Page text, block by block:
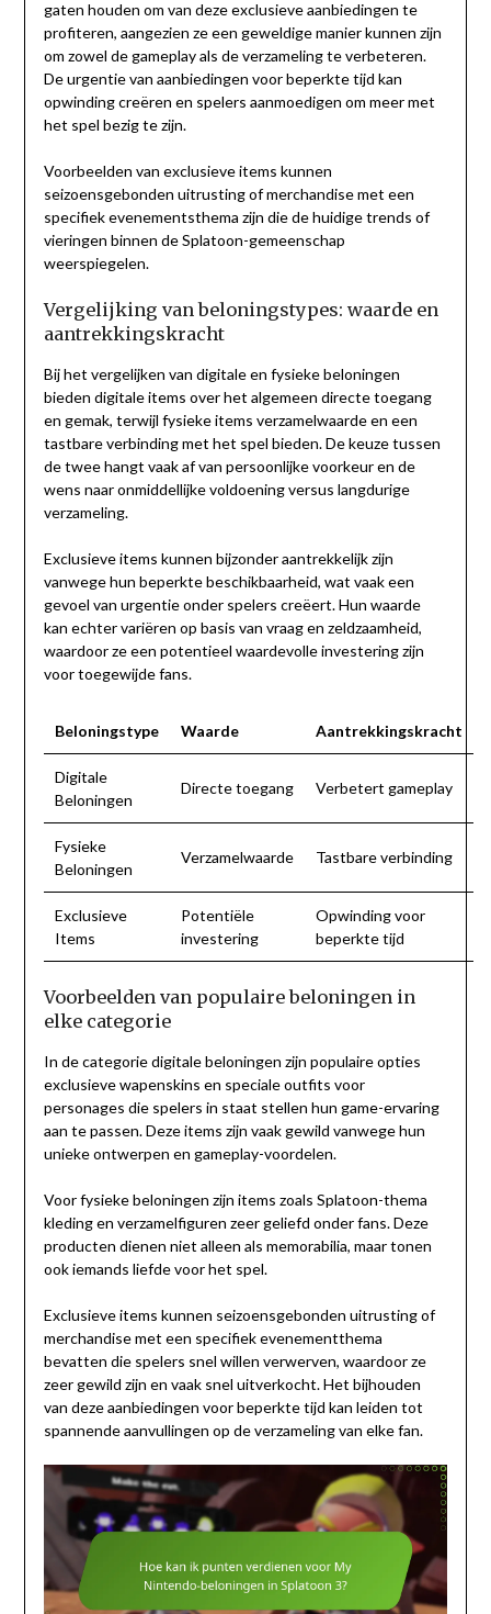
gaten houden om van deze exclusieve aanbiedingen te
profiteren, aangezien ze een geweldige manier kunnen zijn
om zowel de gameplay als de verzameling te verbeteren.
De urgentie van aanbiedingen voor beperkte tijd kan
opwinding creëren en spelers aanmoedigen om meer met
het spel bezig te zijn.
Voorbeelden van exclusieve items kunnen
seizoensgebonden uitrusting of merchandise met een
specifiek evenementsthema zijn die de huidige trends of
vieringen binnen de Splatoon-gemeenschap
weerspiegelen.
Vergelijking van beloningstypes: waarde en
aantrekkingskracht
Bij het vergelijken van digitale en fysieke beloningen
bieden digitale items over het algemeen directe toegang
en gemak, terwijl fysieke items verzamelwaarde en een
tastbare verbinding met het spel bieden. De keuze tussen
de twee hangt vaak af van persoonlijke voorkeur en de
wens naar onmiddellijke voldoening versus langdurige
verzameling.
Exclusieve items kunnen bijzonder aantrekkelijk zijn
vanwege hun beperkte beschikbaarheid, wat vaak een
gevoel van urgentie onder spelers creëert. Hun waarde
kan echter variëren op basis van vraag en zeldzaamheid,
waardoor ze een potentieel waardevolle investering zijn
voor toegewijde fans.
Beloningstype Waarde Aantrekkingskracht
Digitale
Beloningen
Directe toegang Verbetert gameplay
Fysieke
Beloningen
Verzamelwaarde Tastbare verbinding
Exclusieve
Items
Potentiële
investering
Opwinding voor
beperkte tijd
Voorbeelden van populaire beloningen in
elke categorie
In de categorie digitale beloningen zijn populaire opties
exclusieve wapenskins en speciale outfits voor
personages die spelers in staat stellen hun game-ervaring
aan te passen. Deze items zijn vaak gewild vanwege hun
unieke ontwerpen en gameplay-voordelen.
Voor fysieke beloningen zijn items zoals Splatoon-thema
kleding en verzamelfiguren zeer geliefd onder fans. Deze
producten dienen niet alleen als memorabilia, maar tonen
ook iemands liefde voor het spel.
Exclusieve items kunnen seizoensgebonden uitrusting of
merchandise met een specifiek evenementthema
bevatten die spelers snel willen verwerven, waardoor ze
zeer gewild zijn en vaak snel uitverkocht. Het bijhouden
van deze aanbiedingen voor beperkte tijd kan leiden tot
spannende aanvullingen op de verzameling van elke fan.